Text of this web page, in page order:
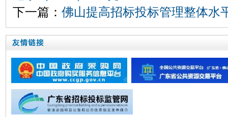
下一篇： 佛山提高招标投标管理整体水